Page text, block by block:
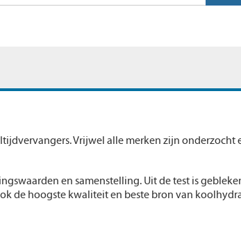
Vrijwel alle merken zijn onderzocht
en samenstelling. Uit de test is
de hoogste kwaliteit en beste bron van